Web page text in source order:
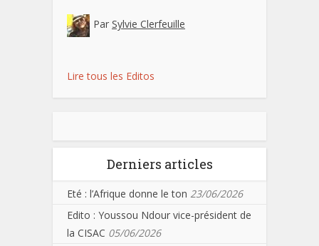
Par Sylvie Clerfeuille
Lire tous les Editos
Derniers articles
Eté : l’Afrique donne le ton 23/06/2026
Edito : Youssou Ndour vice-président de
la CISAC 05/06/2026